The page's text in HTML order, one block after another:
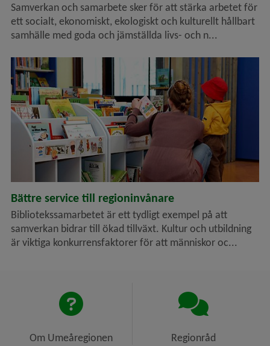
Samverkan och samarbete sker för att stärka arbetet för
ett socialt, ekonomiskt, ekologiskt och kulturellt hållbart
samhälle med goda och jämställda livs- och n...
Bättre service till regioninvånare
Bibliotekssamarbetet är ett tydligt exempel på att
samverkan bidrar till ökad tillväxt. Kultur och utbildning
är viktiga konkurrensfaktorer för att människor oc...
Om Umeåregionen Regionråd